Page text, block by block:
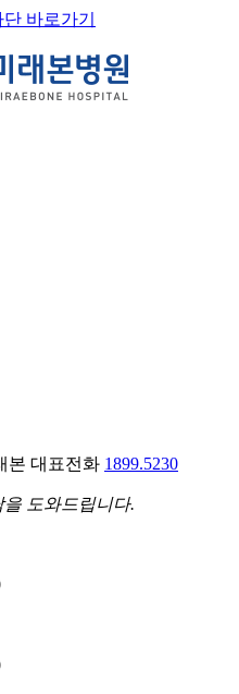
단 바로가기
본 대표전화 1899.5230
도와드립니다.